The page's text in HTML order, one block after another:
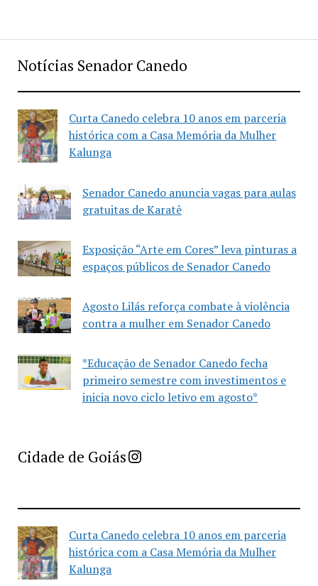
Notícias Senador Canedo
Curta Canedo celebra 10 anos em parceria
histórica com a Casa Memória da Mulher
Kalunga
Senador Canedo anuncia vagas para aulas
gratuitas de Karatê
Exposição “Arte em Cores” leva pinturas a
espaços públicos de Senador Canedo
Agosto Lilás reforça combate à violência
contra a mulher em Senador Canedo
*Educação de Senador Canedo fecha
primeiro semestre com investimentos e
inicia novo ciclo letivo em agosto*
Cidade de GoiásImprensa Criativa da Cidade de Goiás
Curta Canedo celebra 10 anos em parceria
histórica com a Casa Memória da Mulher
Kalunga